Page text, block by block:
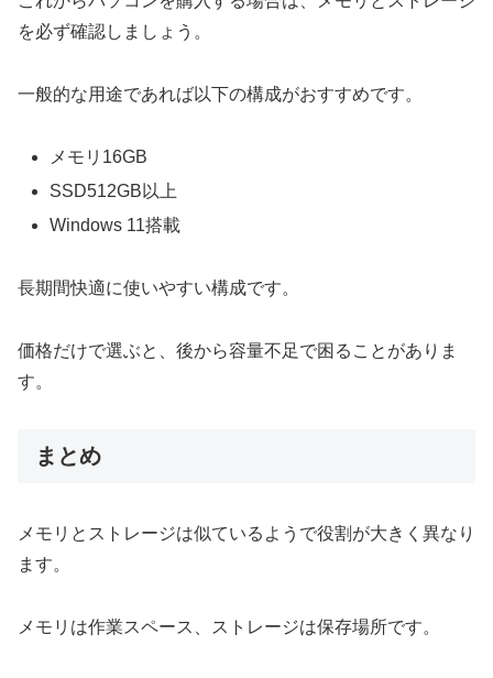
を必ず確認しましょう。
一般的な用途であれば以下の構成がおすすめです。
メモリ16GB
SSD512GB以上
Windows 11搭載
長期間快適に使いやすい構成です。
価格だけで選ぶと、後から容量不足で困ることがありま
す。
まとめ
メモリとストレージは似ているようで役割が大きく異なり
ます。
メモリは作業スペース、ストレージは保存場所です。